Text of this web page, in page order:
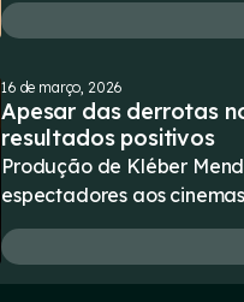
16 de março, 2026
Apesar das derrotas
resultados positivos
Produção de Kléber
espectadores aos cinemas